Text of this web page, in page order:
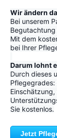
Wir ändern
Bei unserem
Mit dem
bei Ihrer
Darum lohnt
Durch dieses
Sie kostenlos.
Jetzt